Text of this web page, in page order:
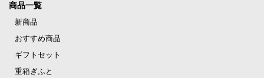
商品一覧
新商品
おすすめ商品
ギフトセット
重箱ぎふと